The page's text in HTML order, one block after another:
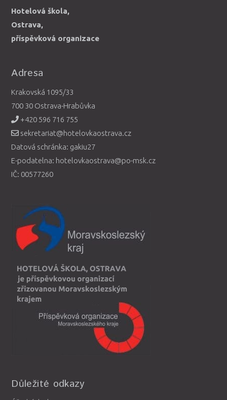
Hotelová škola,
Ostrava,
příspěvková organizace
Adresa
Krakovská 1095/33
700 30 Ostrava-Hrabůvka
+420 596 716 755
sekretariat@hotelovkaostrava.cz
Datová schránka: gakiu27
E-podatelna: hotelovkaostrava@po-msk.cz
IČ: 00577260
Důležité odkazy